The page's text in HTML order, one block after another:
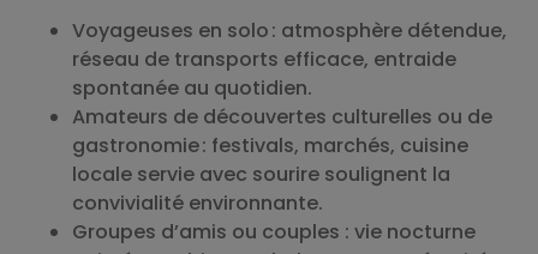
Voyageuses en solo : atmosphère détendue,
réseau de transports efficace, entraide
spontanée au quotidien.
Amateurs de découvertes culturelles ou de
gastronomie : festivals, marchés, cuisine
locale servie avec sourire soulignent la
convivialité environnante.
Groupes d’amis ou couples : vie nocturne